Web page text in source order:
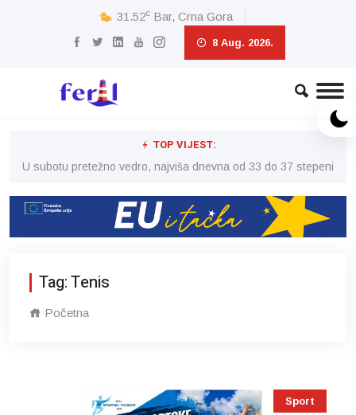
31.52c Bar, Crna Gora
8 Aug. 2026.
TOP VIJEST:
U subotu pretežno vedro, najviša dnevna od 33 do 37 stepeni
Tag: Tenis
Početna
Sport